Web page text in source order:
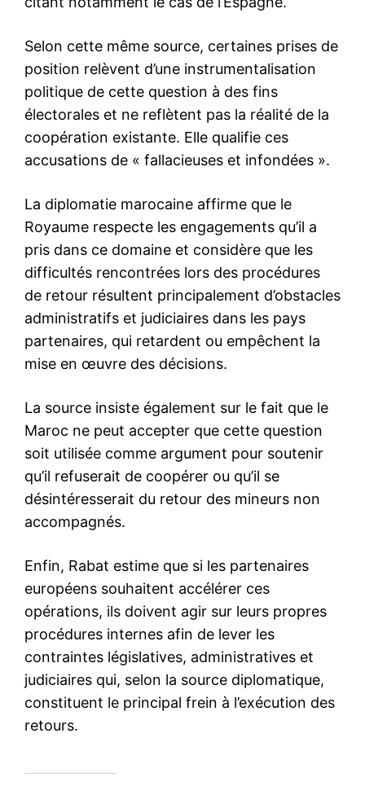
Nous contacter
Formules d’abonnement
Mon compte
Related
À l’approche d’Achoura, saisie
de plus de 36 000 pétards et
feux d’artifice dans plusieurs
villes
19 June 2026
In "Sécurité"
Saisie de plus de 37 000
comprimés psychotropes à
Marrakech
15 July 2025
In "Sécurité"
Marrakech : trois suspects
arrêtés dans une affaire de
trafic de drogues
25 March 2026
In "Sécurité"